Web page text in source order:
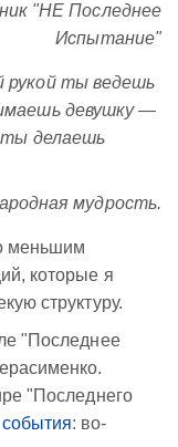
"НЕ Последнее
Испытание"
рукой ты ведешь
девушку —
ты делаешь
мудрость.
меньшим
которые я
структуру.
"Последнее
"Последнего
: во-